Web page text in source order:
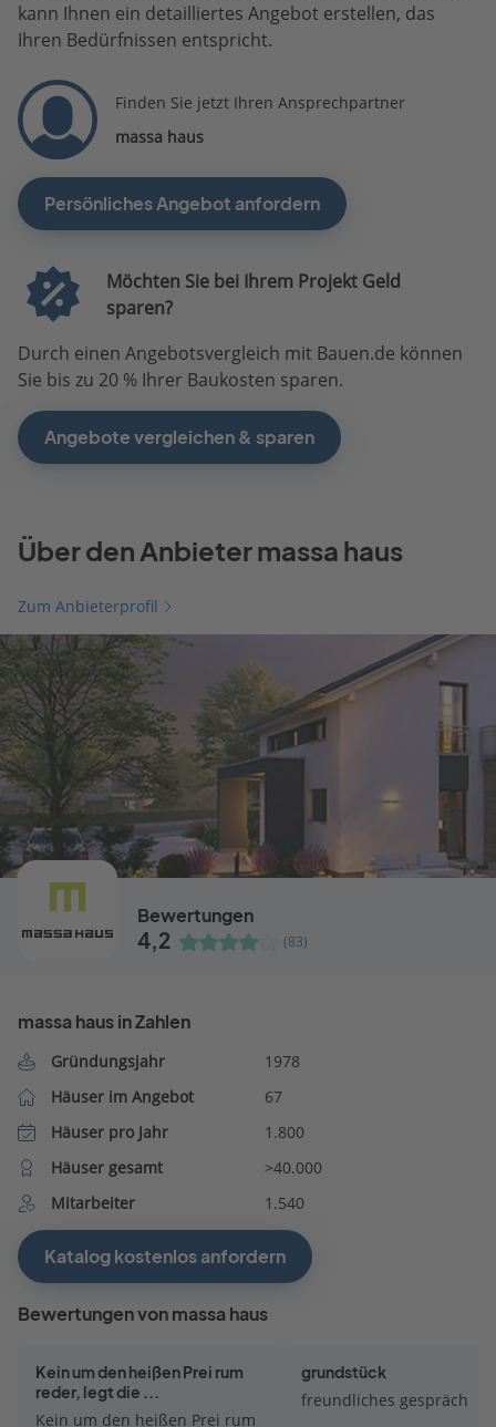
kann Ihnen ein detailliertes Angebot erstellen, das
Ihren Bedürfnissen entspricht.
Finden Sie jetzt Ihren Ansprechpartner
massa haus
Persönliches Angebot anfordern
Möchten Sie bei Ihrem Projekt Geld
sparen?
Durch einen Angebotsvergleich mit Bauen.de können
Sie bis zu 20 % Ihrer Baukosten sparen.
Angebote vergleichen & sparen
Über den Anbieter massa haus
Zum Anbieterprofil
Bewertungen
4,2 (83)
massa haus in Zahlen
Gründungsjahr
1978
Häuser im Angebot
67
Häuser pro Jahr
1.800
Häuser gesamt
>40.000
Mitarbeiter
1.540
Katalog kostenlos anfordern
Bewertungen von massa haus
Kein um den heißen Prei rum
reder, legt die ...
Kein um den heißen Prei rum
grundstück
freundliches gespräch